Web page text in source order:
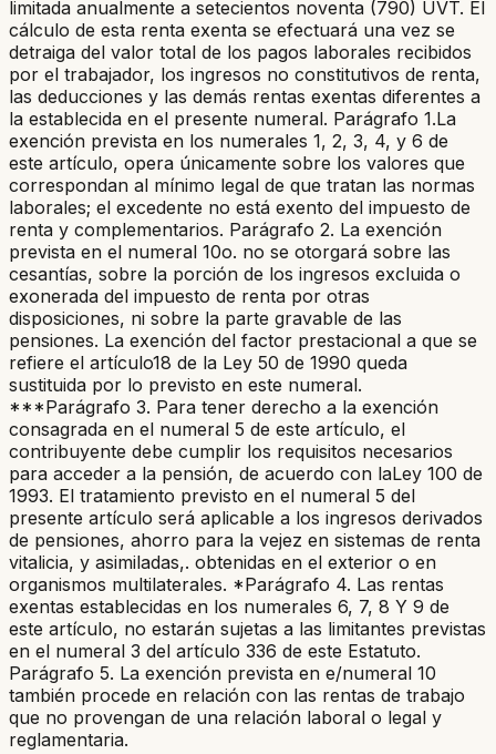
limitada anualmente a setecientos noventa (790) UVT. El
cálculo de esta renta exenta se efectuará una vez se
detraiga del valor total de los pagos laborales recibidos
por el trabajador, los ingresos no constitutivos de renta,
las deducciones y las demás rentas exentas diferentes a
la establecida en el presente numeral. Parágrafo 1.La
exención prevista en los numerales 1, 2, 3, 4, y 6 de
este artículo, opera únicamente sobre los valores que
correspondan al mínimo legal de que tratan las normas
laborales; el excedente no está exento del impuesto de
renta y complementarios. Parágrafo 2. La exención
prevista en el numeral 10o. no se otorgará sobre las
cesantías, sobre la porción de los ingresos excluida o
exonerada del impuesto de renta por otras
disposiciones, ni sobre la parte gravable de las
pensiones. La exención del factor prestacional a que se
refiere el artículo18 de la Ley 50 de 1990 queda
sustituida por lo previsto en este numeral.
***Parágrafo 3. Para tener derecho a la exención
consagrada en el numeral 5 de este artículo, el
contribuyente debe cumplir los requisitos necesarios
para acceder a la pensión, de acuerdo con laLey 100 de
1993. El tratamiento previsto en el numeral 5 del
presente artículo será aplicable a los ingresos derivados
de pensiones, ahorro para la vejez en sistemas de renta
vitalicia, y asimiladas,. obtenidas en el exterior o en
organismos multilaterales. *Parágrafo 4. Las rentas
exentas establecidas en los numerales 6, 7, 8 Y 9 de
este artículo, no estarán sujetas a las limitantes previstas
en el numeral 3 del artículo 336 de este Estatuto.
Parágrafo 5. La exención prevista en e/numeral 10
también procede en relación con las rentas de trabajo
que no provengan de una relación laboral o legal y
reglamentaria.